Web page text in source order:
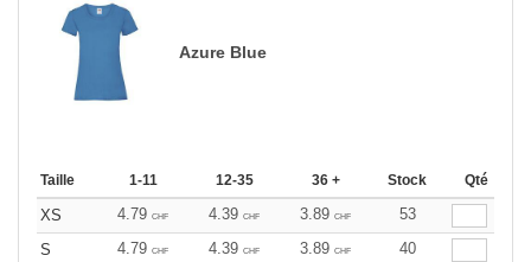
Azure Blue
Taille 1-11 12-35 36 + Stock Qté
XS 4.79 CHF 4.39 CHF 3.89 CHF
53
S
4.79 CHF 4.39 CHF 3.89 CHF
40